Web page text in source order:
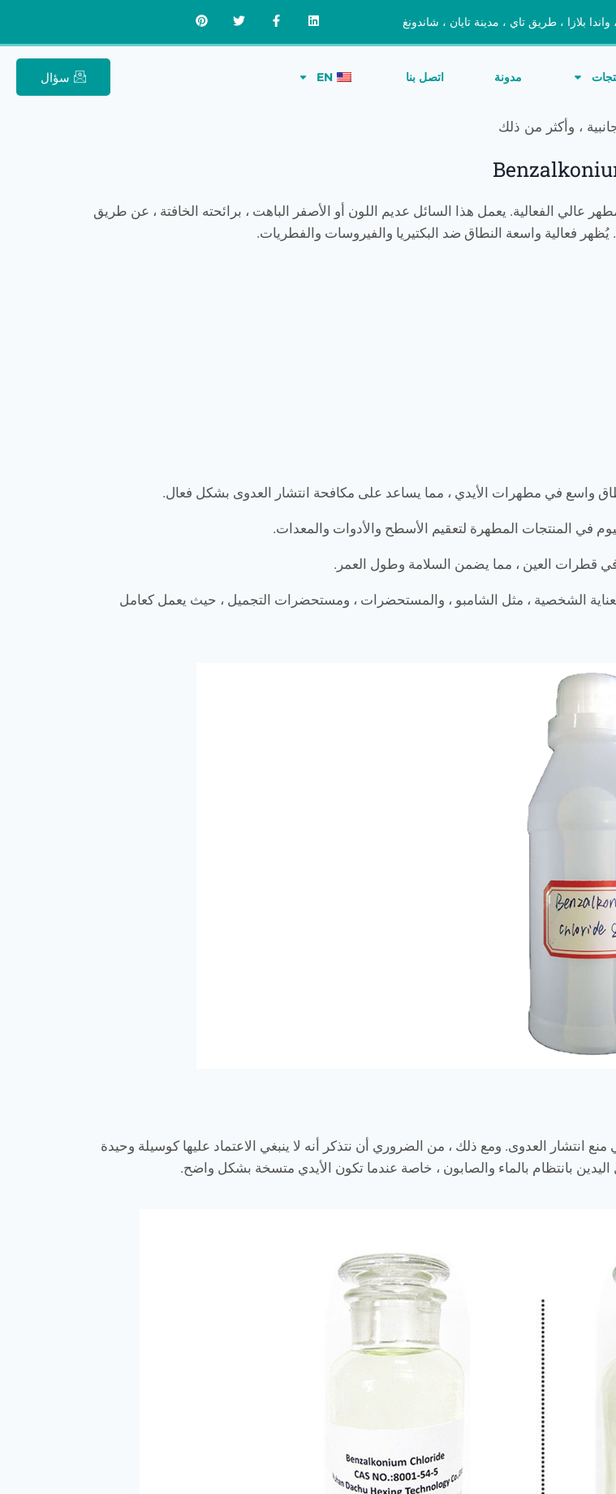
مدونة اتصل بنا EN سؤال
، وأكثر من ذلك
عالي الفعالية. يعمل هذا السائل عديم اللون أو الأصفر الباهت ، برائحته الخافتة ، عن طريق
يُظهر فعالية واسعة النطاق ضد البكتيريا والفيروسات والفطريات.
الشخصية ، مثل الشامبو ، والمستحضرات ، ومستحضرات التجميل ، حيث يعمل كعامل
انتشار العدوى. ومع ذلك ، من الضروري أن نتذكر أنه لا ينبغي الاعتماد عليها كوسيلة وحيدة
بانتظام بالماء والصابون ، خاصة عندما تكون الأيدي متسخة بشكل واضح.